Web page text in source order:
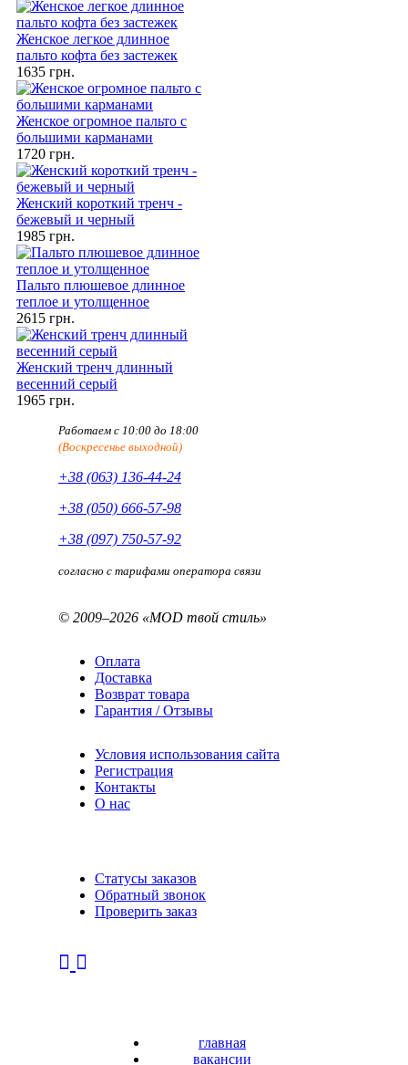
Женское легкое длинное
пальто кофта без застежек
1635 грн.
Женское огромное пальто с
большими карманами
1720 грн.
Женский короткий тренч -
бежевый и черный
1985 грн.
Пальто плюшевое длинное
теплое и утолщенное
2615 грн.
Женский тренч длинный
весенний серый
1965 грн.
Работаем с 10:00 до 18:00
(Воскресенье выходной)
+38 (063) 136-44-24
+38 (050) 666-57-98
+38 (097) 750-57-92
согласно с тарифами оператора связи
© 2009–2026 «MOD твой стиль»
Оплата
Доставка
Возврат товара
Гарантия / Отзывы
Условия использования сайта
Регистрация
Контакты
О нас
Статусы заказов
Обратный звонок
Проверить заказ
главная
вакансии